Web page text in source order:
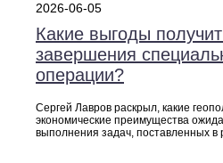
2026-06-05
Какие выгоды
завершения
операции?
Сергей Лавров раскрыл, какие
экономические преимущества
выполнения задач, поставленных